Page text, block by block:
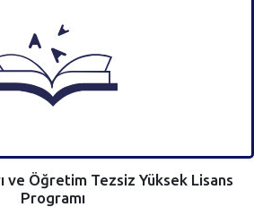
ve Öğretim Tezsiz Yüksek Lisans
Programı